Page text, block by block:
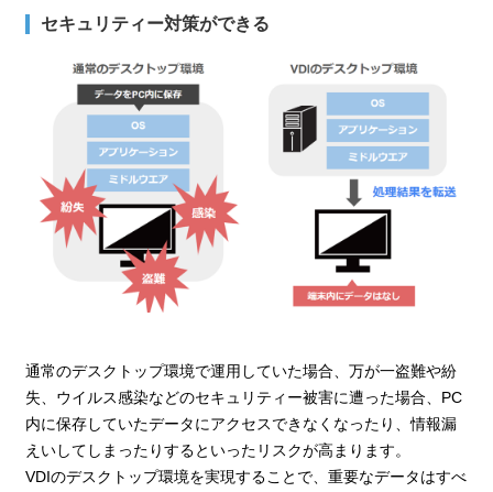
セキュリティー対策ができる
通常のデスクトップ環境で運用していた場合、万が一盗難や紛
失、ウイルス感染などのセキュリティー被害に遭った場合、PC
内に保存していたデータにアクセスできなくなったり、情報漏
えいしてしまったりするといったリスクが高まります。
VDIのデスクトップ環境を実現することで、重要なデータはすべ